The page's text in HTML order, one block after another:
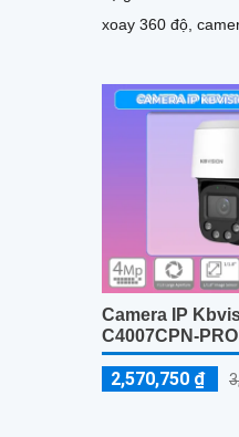
xoay 360 độ,
Camera IP
C4007CPN-
2,570,750 ₫